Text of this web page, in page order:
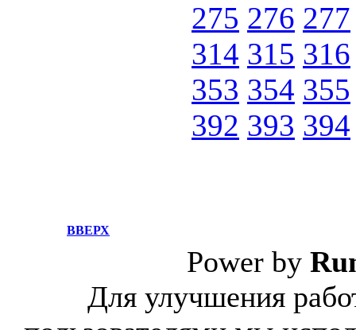
275 276 277
314 315 316
353 354 355
392 393 394
ВВЕРХ
Power by
Для улучшения